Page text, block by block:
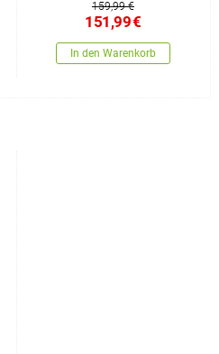
159,99 €
151,99€
In den Warenkorb